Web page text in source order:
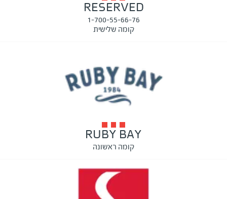
RESERVED
1-700-55-66-76
קומה שלישית
RUBY BAY
קומה ראשונה